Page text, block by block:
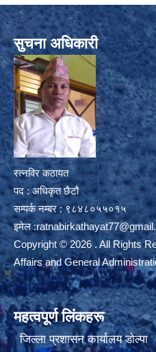
सुचना अधिकारी
रत्नविर कठायत
पद : अधिकृत छैटौ
सम्पर्क नम्बर : ९८४८०५५०१५
इमेल :
Copyright © 2026 . All Rights
Affairs and General
महत्वपूर्ण लिंकहरू
जिल्ला प्रशासन कार्यालय डाेल्पा